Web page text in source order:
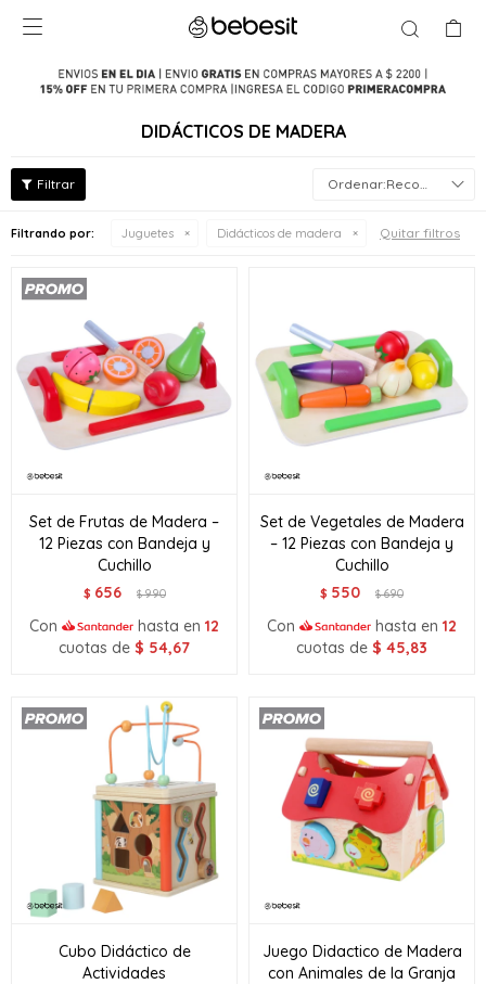

DIDÁCTICOS DE MADERA
Recomendados
Filtrando por: Juguetes Didácticos de madera Quitar filtros
Set de Frutas de Madera –
12 Piezas con Bandeja y
Cuchillo
$ 656 $990
Con hasta en 12
cuotas de $ 54,67
Set de Vegetales de Madera
– 12 Piezas con Bandeja y
Cuchillo
$ 550 $690
Con hasta en 12
cuotas de $ 45,83
Cubo Didáctico de
Actividades
Juego Didactico de Madera
con Animales de la Granja